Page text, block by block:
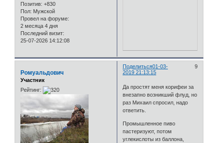
Позитив: +830
Пол: Мужской
Провел на форуме:
2 месяца 4 дня
Последний визит:
25-07-2026 14:12:08
Поделиться 9
01-03-
2019 21:13:15
Ромуальдович
Участник
Рейтинг:
Да простят меня корифеи за
внезапно возникший флуд, но
раз Михаил спросил, надо
ответить.
Промышленное пиво
пастеризуют, потом
углекислоты из баллона,